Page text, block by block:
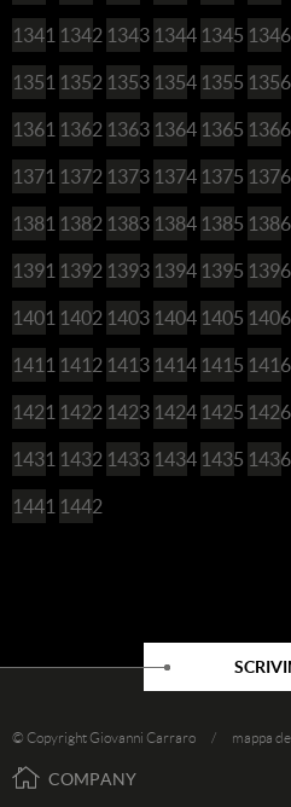
1341 1342 1343 1344 1345 1346
1351 1352 1353 1354 1355 1356
1361 1362 1363 1364 1365 1366
1371 1372 1373 1374 1375 1376
1381 1382 1383 1384 1385 1386
1391 1392 1393 1394 1395 1396
1401 1402 1403 1404 1405 1406
1411 1412 1413 1414 1415 1416
1421 1422 1423 1424 1425 1426
1431 1432 1433 1434 1435 1436
1441 1442
© Copyright Giovanni Carraro / mappa
COMPANY